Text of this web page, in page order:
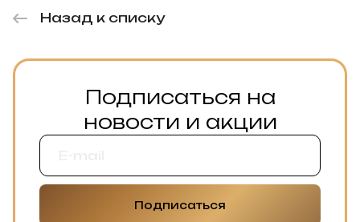
Назад к списку
Подписаться на
новости и акции
Подписаться